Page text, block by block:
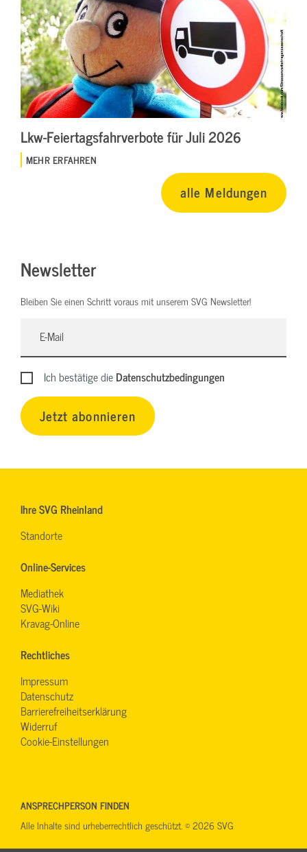
Lkw-Feiertagsfahrverbote für Juli 2026
MEHR ERFAHREN
alle Meldungen
Newsletter
Bleiben Sie einen Schritt voraus mit unserem SVG Newsletter!
Ich bestätige dieDatenschutzbedingungen
Jetzt abonnieren
Ihre SVG Rheinland
Standorte
Online-Services
Mediathek
SVG-Wiki
Kravag-Online
Rechtliches
Impressum
Datenschutz
Barrierefreiheitserklärung
Widerruf
Cookie-Einstellungen
ANSPRECHPERSON FINDEN
Alle Inhalte sind urheberrechtlich geschützt. © 2026 SVG